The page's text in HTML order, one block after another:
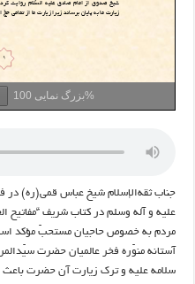
بزرگ نمایی100%
جناب ثقه‌الإسلام شیخ عباس قمی(ره) در
علیه و آله وسلم در کتاب شریف “مفاتیح
مردم به خصوص حاجيان مستحبّ مؤكد
آستانه‏ منوّره فخر عالميان حضرت
سلامه عليه و ترك زيارت آن حضرت